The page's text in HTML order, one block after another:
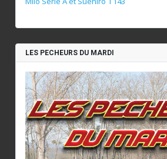
LES PECHEURS DU MARDI